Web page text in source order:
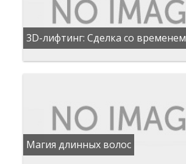
3D-лифтинг: Сделка со временем
Магия длинных волос